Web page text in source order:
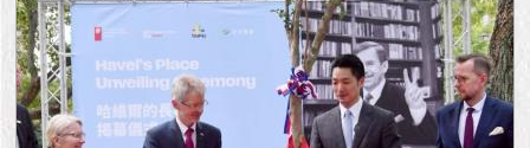
隱
私
權
及
資
訊